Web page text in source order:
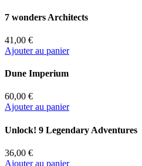
7 wonders Architects
41,00 €
Ajouter au panier
Dune Imperium
60,00 €
Ajouter au panier
Unlock! 9 Legendary Adventures
36,00 €
Ajouter au panier